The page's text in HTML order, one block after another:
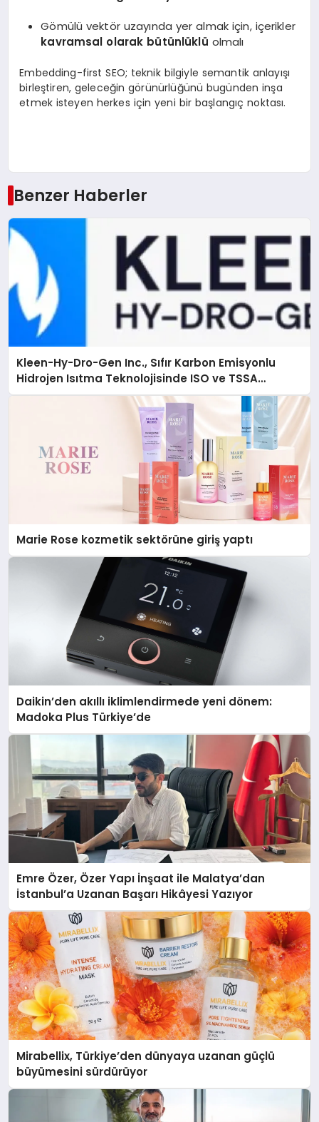
Gömülü vektör uzayında yer almak için, içerikler
kavramsal olarak bütünlüklü olmalı
Embedding-first SEO; teknik bilgiyle semantik anlayışı
birleştiren, geleceğin görünürlüğünü bugünden inşa
etmek isteyen herkes için yeni bir başlangıç noktası.
Benzer Haberler
Kleen-Hy-Dro-Gen Inc., Sıfır Karbon Emisyonlu
Hidrojen Isıtma Teknolojisinde ISO ve TSSA
Düzenleyici Onaylarını Aldı
Marie Rose kozmetik sektörüne giriş yaptı
Daikin’den akıllı iklimlendirmede yeni dönem:
Madoka Plus Türkiye’de
Emre Özer, Özer Yapı İnşaat ile Malatya’dan
İstanbul’a Uzanan Başarı Hikâyesi Yazıyor
Mirabellix, Türkiye’den dünyaya uzanan güçlü
büyümesini sürdürüyor